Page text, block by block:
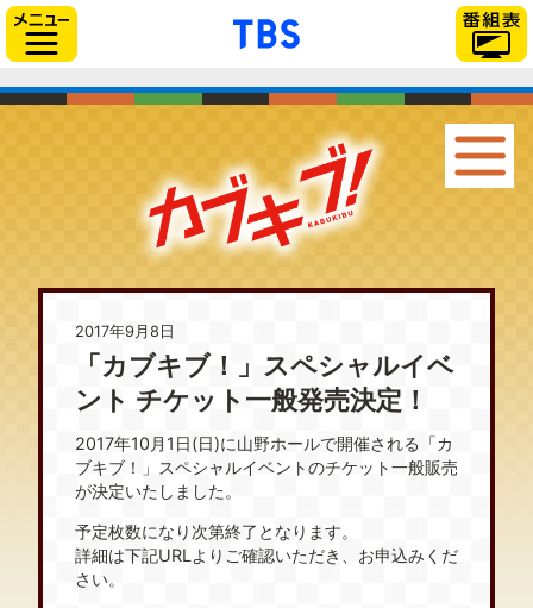
「TBSテレビ」トップ
2017年9月8日
「カブキブ！」スペシャルイベ
ント チケット一般発売決定！
2017年10月1日(日)に山野ホールで開催される「カ
ブキブ！」スペシャルイベントのチケット一般販売
が決定いたしました。
予定枚数になり次第終了となります。
詳細は下記URLよりご確認いただき、お申込みくだ
さい。